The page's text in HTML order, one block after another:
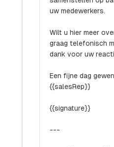
uw medewerkers.
Wilt u hier meer
graag telefonisch
dank voor uw
Een fijne dag
{{salesRep}}
{{signature}}
---